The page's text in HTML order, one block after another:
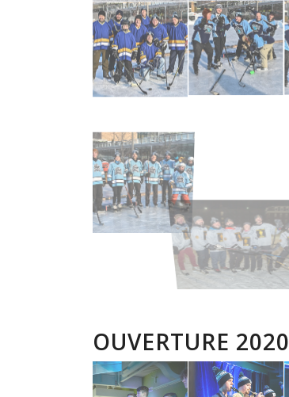
OUVERTURE 2020